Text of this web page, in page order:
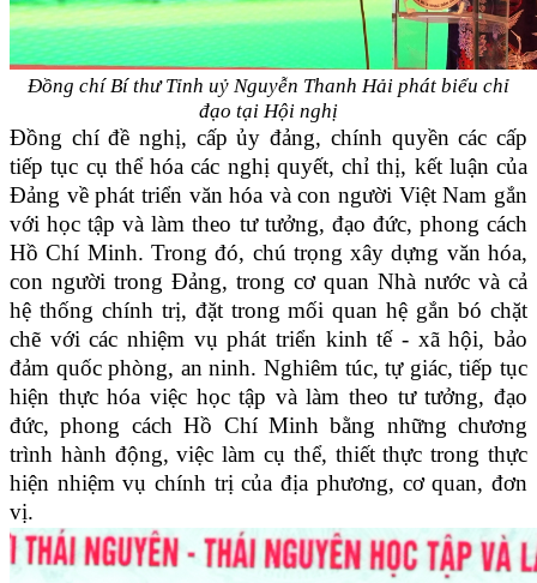
Đồng chí Bí thư Tỉnh uỷ Nguyễn Thanh Hải phát biểu chỉ
đạo tại Hội nghị
Đồng chí đề nghị, cấp ủy đảng, chính quyền các cấp
tiếp tục cụ thể hóa các nghị quyết, chỉ thị, kết luận của
Đảng về phát triển văn hóa và con người Việt Nam gắn
với học tập và làm theo tư tưởng, đạo đức, phong cách
Hồ Chí Minh. Trong đó, chú trọng xây dựng văn hóa,
con người trong Đảng, trong cơ quan Nhà nước và cả
hệ thống chính trị, đặt trong mối quan hệ gắn bó chặt
chẽ với các nhiệm vụ phát triển kinh tế - xã hội, bảo
đảm quốc phòng, an ninh. Nghiêm túc, tự giác, tiếp tục
hiện thực hóa việc học tập và làm theo tư tưởng, đạo
đức, phong cách Hồ Chí Minh bằng những chương
trình hành động, việc làm cụ thể, thiết thực trong thực
hiện nhiệm vụ chính trị của địa phương, cơ quan, đơn
vị.